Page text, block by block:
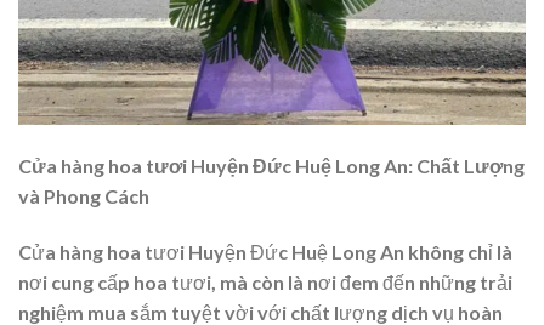
Cửa hàng hoa tươi Huyện Đức Huệ Long An: Chất Lượng
và Phong Cách
Cửa hàng hoa tươi Huyện Đức Huệ Long An không chỉ là
nơi cung cấp hoa tươi, mà còn là nơi đem đến những trải
nghiệm mua sắm tuyệt vời với chất lượng dịch vụ hoàn